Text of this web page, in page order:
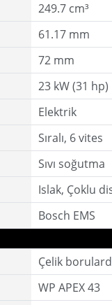
249.7 cm³
61.17 mm
72 mm
23 kW (31 hp)
Elektrik
Sıralı, 6 vites
Sıvı soğutma
Islak, Çoklu
Bosch EMS
Çelik
WP APEX 43